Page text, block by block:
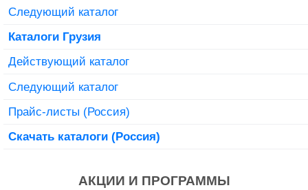
Следующий каталог
Каталоги Грузия
Действующий каталог
Следующий каталог
Прайс-листы (Россия)
Скачать каталоги (Россия)
АКЦИИ И ПРОГРАММЫ